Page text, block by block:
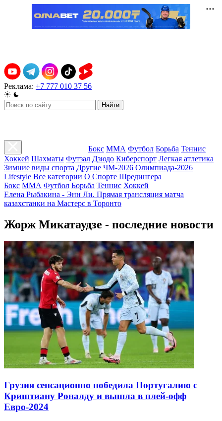
Реклама: +7 777 010 37 56
Найти
Бокс ММА Футбол Борьба Теннис
Хоккей Шахматы Футзал Дзюдо Киберспорт Легкая атлетика
Зимние виды спорта Другие ЧМ-2026 Олимпиада-2026
Lifestyle Все категории О Спорте Шредингера
Бокс ММА Футбол Борьба Теннис Хоккей
Елена Рыбакина - Энн Ли. Прямая трансляция матча
казахстанки на Мастерс в Торонто
Жорж Микатаудзе - последние новости
Грузия сенсационно победила Португалию с
Криштиану Роналду и вышла в плей-офф
Евро-2024